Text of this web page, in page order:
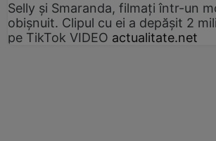
Selly și Smaranda, filmați într-un
obișnuit. Clipul cu ei a depășit 2
pe TikTok VIDEO actualitate.net